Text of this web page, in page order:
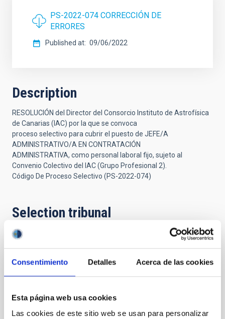
Consentimiento Detalles Acerca de las cookies
Esta página web usa cookies
Las cookies de este sitio web se usan para personalizar
PS-2022-074 CORRECCIÓN DE
ERRORES
Published at 09/06/2022
Description
RESOLUCIÓN del Director del Consorcio Instituto de Astrofísica
de Canarias (IAC) por la que se convoca
proceso selectivo para cubrir el puesto de JEFE/A
ADMINISTRATIVO/A EN CONTRATACIÓN
ADMINISTRATIVA, como personal laboral fijo, sujeto al
Convenio Colectivo del IAC (Grupo Profesional 2).
Código De Proceso Selectivo (PS-2022-074)
Selection tribunal
Fernández Fuarros
Instituto de Astrofísica de
INVESTIGACIÓN